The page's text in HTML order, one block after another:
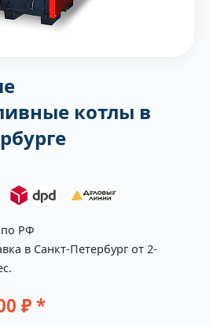
котлы в
по РФ
₽ *